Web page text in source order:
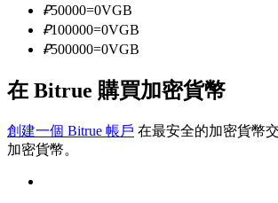
包含交易情況等的大數據分析
₽50000=0VGB
₽100000=0VGB
₽500000=0VGB
在 Bitrue 購買加密貨幣
創建一個 Bitrue 帳戶 在最安全的加密貨幣
加密貨幣。